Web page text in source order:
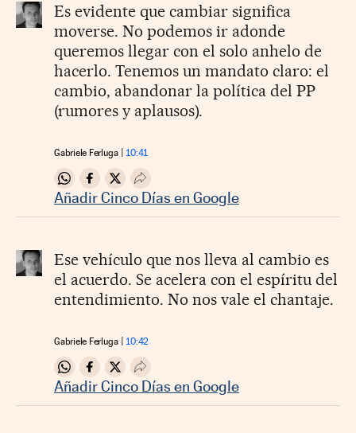
Es evidente que cambiar significa
moverse. No podemos ir adonde
queremos llegar con el solo anhelo de
hacerlo. Tenemos un mandato claro: el
cambio, abandonar la política del PP
(rumores y aplausos).
Gabriele Ferluga 10:41
Compartir en Whatsapp
Compartir en Facebook
Compartir en Twitter
Desplegar Redes Sociales
Añadir Cinco Días en Google
Ese vehículo que nos lleva al cambio es
el acuerdo. Se acelera con el espíritu del
entendimiento. No nos vale el chantaje.
Gabriele Ferluga 10:42
Compartir en Whatsapp
Compartir en Facebook
Compartir en Twitter
Desplegar Redes Sociales
Añadir Cinco Días en Google